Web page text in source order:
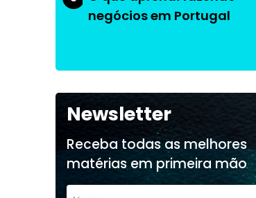
negócios em Portugal
Newsletter
Receba todas as melhores
matérias em primeira mão